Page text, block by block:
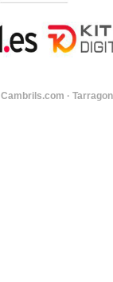
Cambrils.com ·